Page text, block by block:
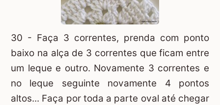
30 - Faça 3 correntes, prenda com ponto
baixo na alça de 3 correntes que ficam entre
um leque e outro. Novamente 3 correntes e
no leque seguinte novamente 4 pontos
altos... Faça por toda a parte oval até chegar